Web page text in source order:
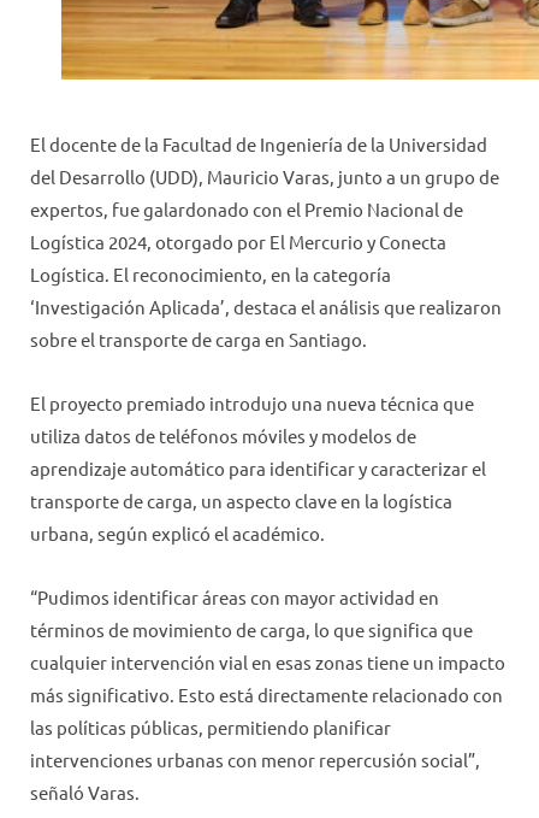
El docente de la Facultad de Ingeniería de la Universidad
del Desarrollo (UDD), Mauricio Varas, junto a un grupo de
expertos, fue galardonado con el Premio Nacional de
Logística 2024, otorgado por El Mercurio y Conecta
Logística. El reconocimiento, en la categoría
‘Investigación Aplicada’, destaca el análisis que realizaron
sobre el transporte de carga en Santiago.
El proyecto premiado introdujo una nueva técnica que
utiliza datos de teléfonos móviles y modelos de
aprendizaje automático para identificar y caracterizar el
transporte de carga, un aspecto clave en la logística
urbana, según explicó el académico.
“Pudimos identificar áreas con mayor actividad en
términos de movimiento de carga, lo que significa que
cualquier intervención vial en esas zonas tiene un impacto
más significativo. Esto está directamente relacionado con
las políticas públicas, permitiendo planificar
intervenciones urbanas con menor repercusión social”,
señaló Varas.